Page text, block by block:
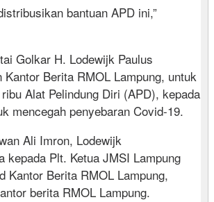
bantuan APD ini,”
Golkar H. Lodewijk Paulus
Kantor Berita RMOL Lampung, untuk
Alat Pelindung Diri (APD), kepada
mencegah penyebaran Covid-19.
Ali Imron, Lodewijk
kepada Plt. Ketua JMSI Lampung
Kantor Berita RMOL Lampung,
berita RMOL Lampung.